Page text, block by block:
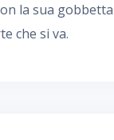
la sua
che si va.